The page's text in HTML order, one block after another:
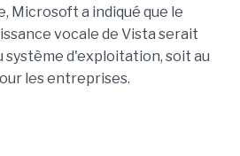
Microsoft a indiqué que le
vocale de Vista serait
système d'exploitation, soit au
les entreprises.